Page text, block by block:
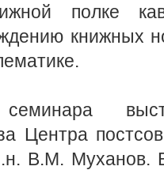
полке
книжных
Центра
В.М. Муханов.